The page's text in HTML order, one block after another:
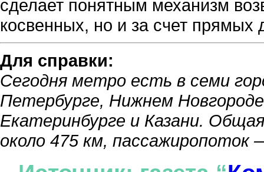
сделает понятным механизм
косвенных, но и за счет прямых
Для справки:
Сегодня метро есть в семи
Петербурге, Нижнем
Екатеринбурге и Казани.
около 475 км, пассажиропоток